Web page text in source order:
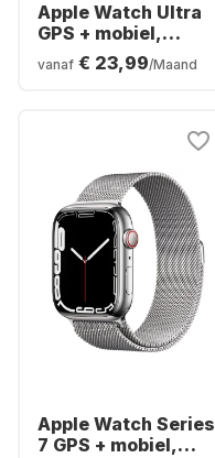
Apple Watch Ultra
GPS + mobiel,
titanium behuizing,
49 mm
vanaf € 23,99/Maand
Apple Watch Series
7 GPS + mobiel,